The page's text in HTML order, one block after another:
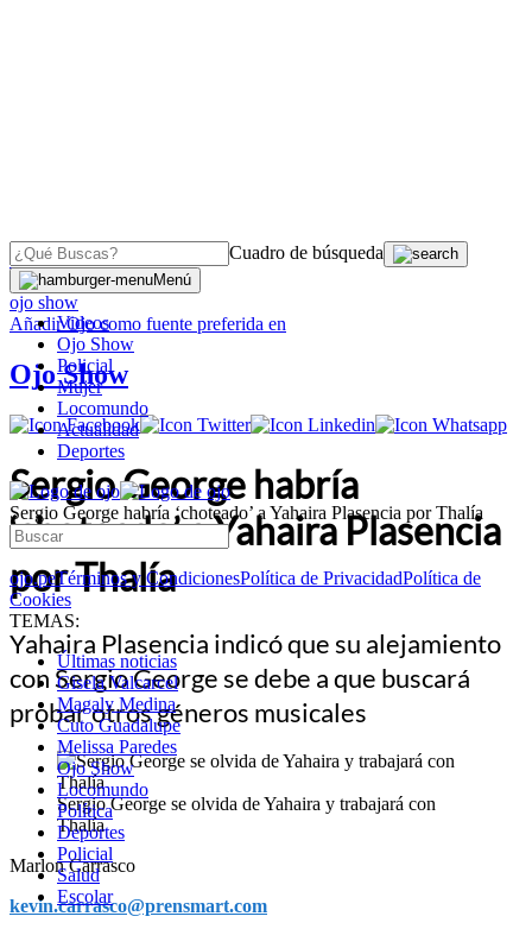
Cuadro de búsqueda
Menú
Videos
Ojo Show
Policial
Mujer
Locomundo
Actualidad
Deportes
Sergio George habría ‘choteado’ a Yahaira Plasencia por Thalía
ojo.peTérminos y CondicionesPolítica de PrivacidadPolítica de
Cookies
TEMAS:
Últimas noticias
Gisela Valcarcel
Magaly Medina
Cuto Guadalupe
Melissa Paredes
Ojo Show
Locomundo
Política
Deportes
Policial
Salud
Escolar
OJO
ojo show
AñadirOjocomo fuente preferida en
Ojo Show
Sergio George habría
‘choteado’ a Yahaira Plasencia
por Thalía
Yahaira Plasencia indicó que su alejamiento
con Sergio George se debe a que buscará
probar otros géneros musicales
Sergio George se olvida de Yahaira y trabajará con
Thalía
Marlon Carrasco
kevin.carrasco@prensmart.com